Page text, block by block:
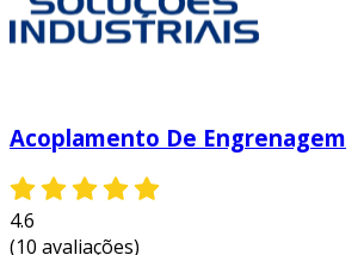
Acoplamento De Engrenagem
4.6
(10 avaliações)